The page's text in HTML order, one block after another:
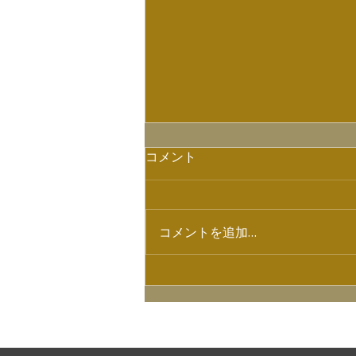
【7/4ラジオ出演情報】
コメント
コメントを追加…